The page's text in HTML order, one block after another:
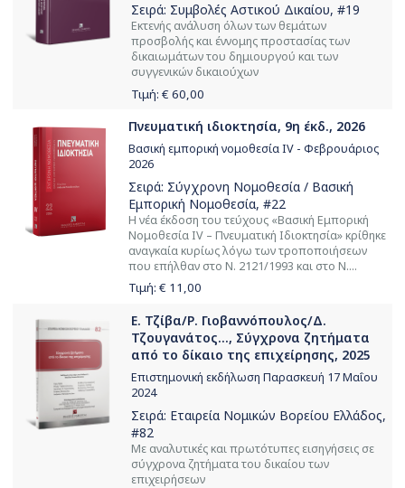
Σειρά: Συμβολές Αστικού Δικαίου, #19
Εκτενής ανάλυση όλων των θεμάτων
προσβολής και έννομης προστασίας των
δικαιωμάτων του δημιουργού και των
συγγενικών δικαιούχων
Τιμή: € 60,00
Πνευματική ιδιοκτησία, 9η έκδ., 2026
Βασική εμπορική νομοθεσία IV - Φεβρουάριος
2026
Σειρά: Σύγχρονη Νομοθεσία / Βασική
Εμπορική Νομοθεσία, #22
Η νέα έκδοση του τεύχους «Βασική Εμπορική
Νομοθεσία ΙV – Πνευματική Ιδιοκτησία» κρίθηκε
αναγκαία κυρίως λόγω των τροποποιήσεων
που επήλθαν στο Ν. 2121/1993 και στο Ν....
Τιμή: € 11,00
Ε. Τζίβα/Ρ. Γιοβαννόπουλος/Δ.
Τζουγανάτος..., Σύγχρονα ζητήματα
από το δίκαιο της επιχείρησης, 2025
Επιστημονική εκδήλωση Παρασκευή 17 Μαΐου
2024
Σειρά: Εταιρεία Νομικών Βορείου Ελλάδος,
#82
Με αναλυτικές και πρωτότυπες εισηγήσεις σε
σύγχρονα ζητήματα του δικαίου των
επιχειρήσεων